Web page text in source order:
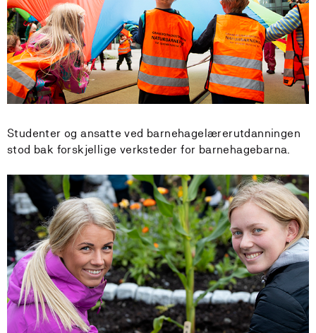
Studenter og ansatte ved barnehagelærerutdanningen
stod bak forskjellige verksteder for barnehagebarna.